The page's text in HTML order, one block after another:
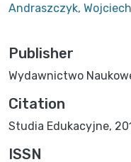
Andraszczyk, Wojciech
Publisher
Wydawnictwo
Citation
Studia Edukacyjne,
ISSN